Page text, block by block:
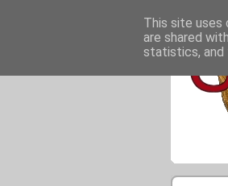
This site uses
are shared
statistics, and